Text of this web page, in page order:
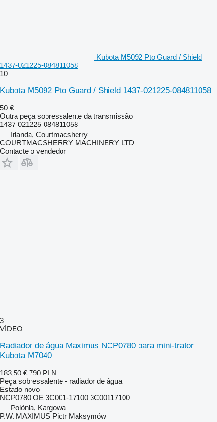
Kubota M5092 Pto Guard / Shield
1437-021225-084811058
10
Kubota M5092 Pto Guard / Shield 1437-021225-084811058
50 €
Outra peça sobressalente da transmissão
1437-021225-084811058
Irlanda, Courtmacsherry
COURTMACSHERRY MACHINERY LTD
Contacte o vendedor
3
VÍDEO
Radiador de água Maximus NCP0780 para mini-trator
Kubota M7040
183,50 € 790 PLN
Peça sobressalente - radiador de água
Estado novo
NCP0780 OE 3C001-17100 3C00117100
Polónia, Kargowa
P.W. MAXIMUS Piotr Maksymów